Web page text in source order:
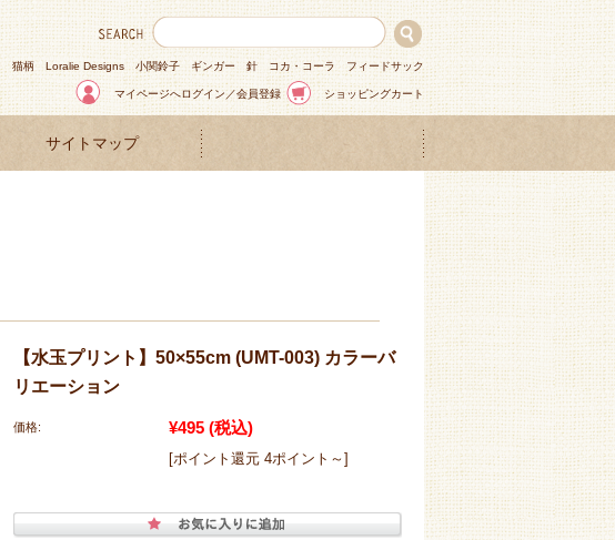
猫柄 Loralie Designs 小関鈴子 ギンガー 針 コカ・コーラ フィードサック
マイページへログイン／会員登録 ショッピングカート
サイトマップ
【水玉プリント】50×55cm (UMT-003) カラーバ
リエーション
価格: ¥495 (税込)
[ポイント還元 4ポイント～]